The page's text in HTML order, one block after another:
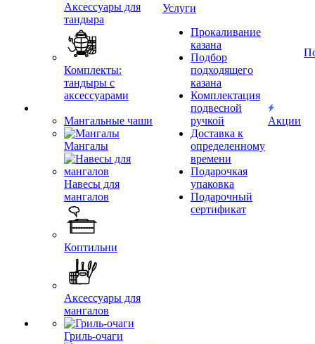
Аксессуары для
тандыра
Комплекты:
тандыры с
аксессуарами
Мангальные чаши
Мангалы
Навесы для
мангалов
Коптильни
Аксессуары для
мангалов
Гриль-очаги
Услуги
Прокаливание
казана
Подбор
подходящего
казана
Комплектация
подвесной
ручкой
Доставка к
определенному
времени
Подарочкая
упаковка
Подарочный
сертификат
Акции